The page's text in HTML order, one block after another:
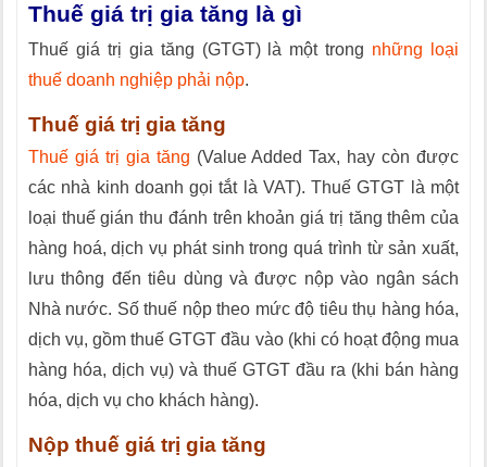
Thuế giá trị gia tăng là gì
Thuế giá trị gia tăng (GTGT) là một trong những loại
thuế doanh nghiệp phải nộp.
Thuế giá trị gia tăng
Thuế giá trị gia tăng (Value Added Tax, hay còn được
các nhà kinh doanh gọi tắt là VAT). Thuế GTGT là một
loại thuế gián thu đánh trên khoản giá trị tăng thêm của
hàng hoá, dịch vụ phát sinh trong quá trình từ sản xuất,
lưu thông đến tiêu dùng và được nộp vào ngân sách
Nhà nước. Số thuế nộp theo mức độ tiêu thụ hàng hóa,
dịch vụ, gồm thuế GTGT đầu vào (khi có hoạt động mua
hàng hóa, dịch vụ) và thuế GTGT đầu ra (khi bán hàng
hóa, dịch vụ cho khách hàng).
Nộp thuế giá trị gia tăng